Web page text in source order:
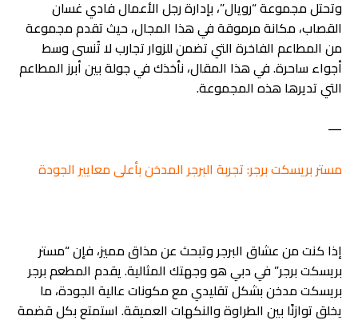
وتحتل مجموعة “رويال”، بإدارة رجل الأعمال فادي غسان
القصاب، مكانة مرموقة في هذا المجال، حيث تقدم مجموعة
من المطاعم الفاخرة التي تضمن للزوار تجارب لا تُنسى وسط
أجواء ساحرة. في هذا المقال، نأخذك في جولة بين أبرز المطاعم
التي تديرها هذه المجموعة.
—
مستر بريسكت برجر: تجربة البرجر المدخن بأعلى معايير الجودة
إذا كنت من عشاق البرجر وتبحث عن مذاق مميز، فإن “مستر
بريسكت برجر” في دبي هو وجهتك المثالية. يقدم المطعم برجر
بريسكت مدخن بشكل تقليدي مع مكونات عالية الجودة، ما
يخلق توازنًا بين الطراوة والنكهات العميقة. استمتع بكل قضمة